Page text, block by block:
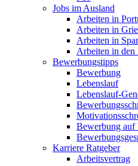
Jobs im Ausland
Arbeiten in
Arbeiten in
Arbeiten in
Arbeiten in den
Bewerbungstipps
Bewerbung
Lebenslauf
Lebenslauf-
Bewerbung auf
Karriere Ratgeber
Arbeitsvertrag